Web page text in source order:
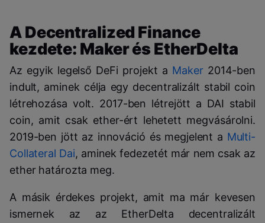
A Decentralized Finance
kezdete: Maker és EtherDelta
Az egyik legelső DeFi projekt a Maker2014-ben
indult, aminek célja egy decentralizált stabil coin
létrehozása volt. 2017-ben létrejött a DAI stabil
coin, amit csak ether-ért lehetett megvásárolni.
2019-ben jött az innováció és megjelent a Multi-
Collateral Dai, aminek fedezetét már nem csak az
ether határozta meg.
A másik érdekes projekt, amit ma már kevesen
ismernek az az EtherDelta decentralizált